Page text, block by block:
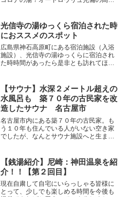
格別です。さらに、種類豊富な岩盤浴エ
リアでは、デトックス効...
光信寺の湯ゆっくら宿泊された時
におススメのスポット
広島県神石高原町にある宿泊施設（入浴
施設）、光信寺の湯ゆっくらに宿泊され
た時時間があったら是非とも訪れてほし
きの水は片道1時間程ですので、散策がて
ら行くのにちょうど良いで...
【サウナ】水深２メートル超えの
水風呂も 築７０年の古民家を改
造したサウナ 名古屋市
名古屋市内にある築７０年の古民家。も
う１０年も住んでいる人がいない空き家
でしたが、なんとサウナ施設へと生まれ
た中島惇生さん、２７歳。サウナにはま
り、「自分の理想のサウナ...
【銭湯紹介】尼崎：神田温泉を紹
介！！【第２回目】
現在自粛して自宅にいらっしゃる皆様に
とって、少しでも楽しめる時間を今後も